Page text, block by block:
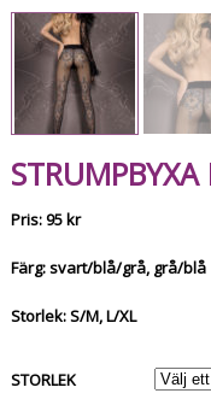
Pris: 95 kr
Färg: svart/blå/grå, grå/blå
Storlek: S/M, L/XL
STORLEK